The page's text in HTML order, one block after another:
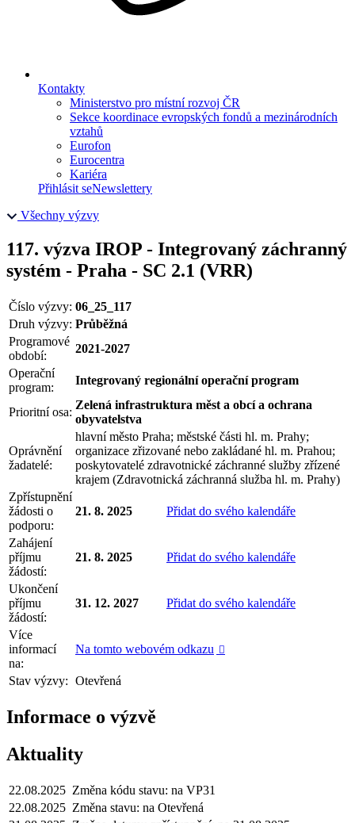
Kontakty
Ministerstvo pro místní rozvoj ČR
Sekce koordinace evropských fondů a mezinárodních
vztahů
Eurofon
Eurocentra
Kariéra
Přihlásit seNewslettery
Všechny výzvy
117. výzva IROP - Integrovaný záchranný
systém - Praha - SC 2.1 (VRR)
Číslo výzvy: 06_25_117
Druh výzvy: Průběžná
Programové
období:
2021-2027
Operační
program:
Integrovaný regionální operační program
Prioritní osa:
Zelená infrastruktura měst a obcí a ochrana
obyvatelstva
Oprávnění
žadatelé:
hlavní město Praha; městské části hl. m. Prahy;
organizace zřizované nebo zakládané hl. m. Prahou;
poskytovatelé zdravotnické záchranné služby zřízené
krajem (Zdravotnická záchranná služba hl. m. Prahy)
Zpřístupnění
žádosti o
podporu:
21. 8. 2025 Přidat do svého kalendáře
Zahájení
příjmu
žádostí:
21. 8. 2025 Přidat do svého kalendáře
Ukončení
příjmu
žádostí:
31. 12. 2027 Přidat do svého kalendáře
Více
informací
na:
Na tomto webovém odkazu 
Stav výzvy: Otevřená
Informace o výzvě
Aktuality
22.08.2025 Změna kódu stavu: na VP31
22.08.2025 Změna stavu: na Otevřená